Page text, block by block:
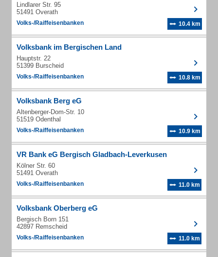
Lindlarer Str. 95
51491 Overath
Volks-/Raiffeisenbanken 10.4 km
Volksbank im Bergischen Land
Hauptstr. 22
51399 Burscheid
Volks-/Raiffeisenbanken 10.8 km
Volksbank Berg eG
Altenberger-Dom-Str. 10
51519 Odenthal
Volks-/Raiffeisenbanken 10.9 km
VR Bank eG Bergisch Gladbach-Leverkusen
Kölner Str. 60
51491 Overath
Volks-/Raiffeisenbanken 11.0 km
Volksbank Oberberg eG
Bergisch Born 151
42897 Remscheid
Volks-/Raiffeisenbanken 11.0 km